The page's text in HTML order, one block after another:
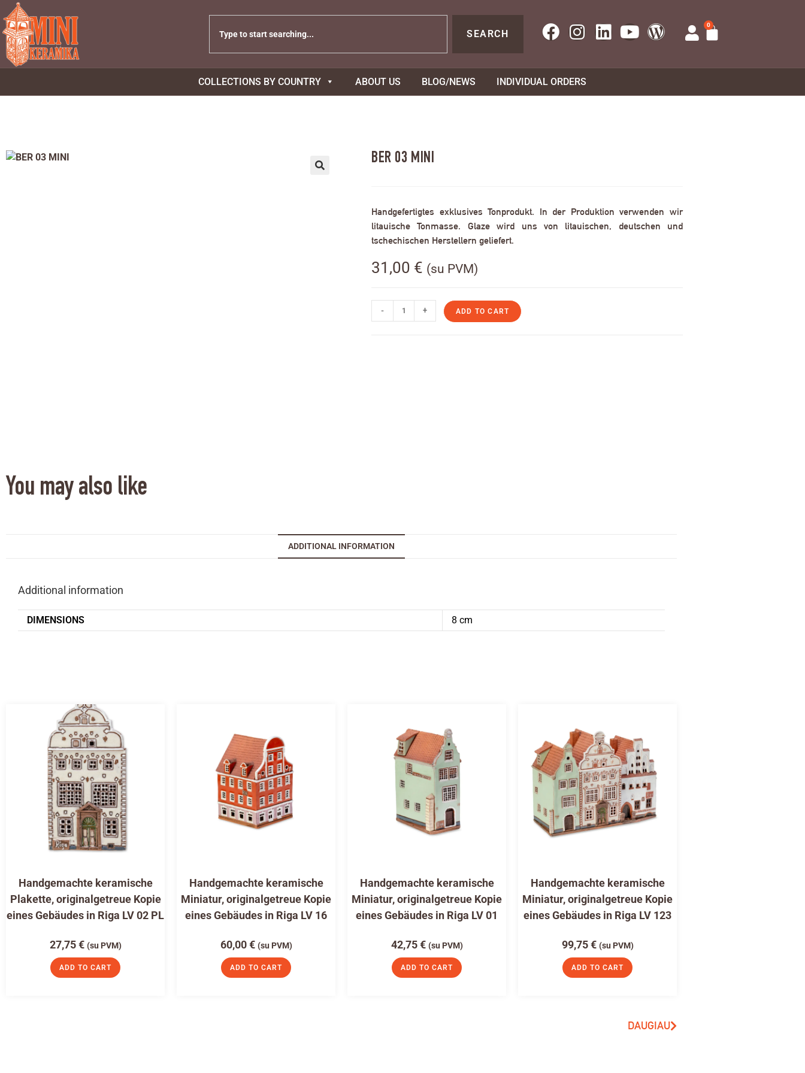
SEARCH
0
COLLECTIONS BY COUNTRY ABOUT US BLOG/NEWS INDIVIDUAL ORDERS
BER 03 MINI
Handgefertigtes exklusives Tonprodukt. In der Produktion verwenden wir
litauische Tonmasse. Glaze wird uns von litauischen, deutschen und
tschechischen Herstellern geliefert.
31,00 € (su PVM)
- + ADD TO CART
You may also like
ADDITIONAL INFORMATION
Additional information
DIMENSIONS 8 cm
Handgemachte keramische
Plakette, originalgetreue Kopie
eines Gebäudes in Riga LV 02 PL
27,75€ (su PVM)
ADD TO CART
Handgemachte keramische
Miniatur, originalgetreue Kopie
eines Gebäudes in Riga LV 16
60,00€ (su PVM)
ADD TO CART
Handgemachte keramische
Miniatur, originalgetreue Kopie
eines Gebäudes in Riga LV 01
42,75€ (su PVM)
ADD TO CART
Handgemachte keramische
Miniatur, originalgetreue Kopie
eines Gebäudes in Riga LV 123
99,75€ (su PVM)
ADD TO CART
DAUGIAU